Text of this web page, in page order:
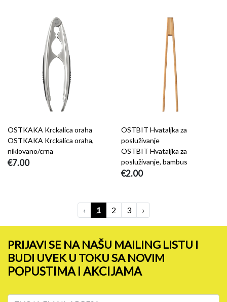
OSTKAKA Krckalica oraha
OSTKAKA Krckalica oraha,
niklovano/crna
€7.00
OSTBIT Hvataljka za
posluživanje
OSTBIT Hvataljka za
posluživanje, bambus
€2.00
‹ 1 2 3 ›
PRIJAVI SE NA NAŠU MAILING LISTU I
BUDI UVEK U TOKU SA NOVIM
POPUSTIMA I AKCIJAMA